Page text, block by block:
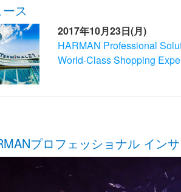
ス
2017年10月23日(月)
HARMAN Professional
World-Class Shopping
プロフェッショナル インサ